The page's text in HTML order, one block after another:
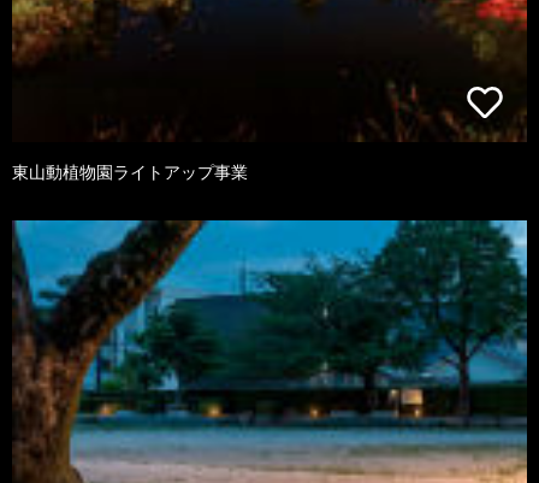
東山動植物園ライトアップ事業